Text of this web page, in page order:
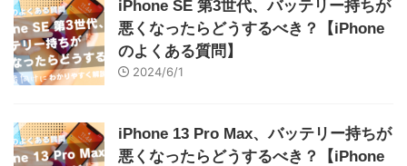
iPhone SE 第3世代、バッテリー持ちが
悪くなったらどうするべき？【iPhone
のよくある質問】
2024/6/1
iPhone 13 Pro Max、バッテリー持ちが
悪くなったらどうするべき？【iPhone